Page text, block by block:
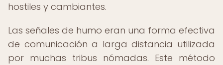
hostiles y cambiantes.
Las señales de humo eran una forma efectiva
de comunicación a larga distancia utilizada
por muchas tribus nómadas. Este método